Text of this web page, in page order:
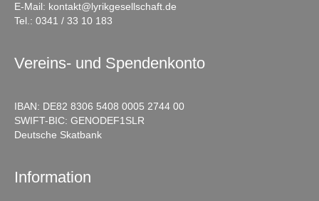
E-Mail: kontakt@lyrikgesellschaft.de
Tel.: 0341 / 33 10 183
Vereins- und Spendenkonto
IBAN: DE82 8306 5408 0005 2744 00
SWIFT-BIC: GENODEF1SLR
Deutsche Skatbank
Information